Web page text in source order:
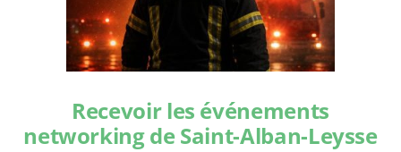
Recevoir les événements
networking de Saint-Alban-Leysse